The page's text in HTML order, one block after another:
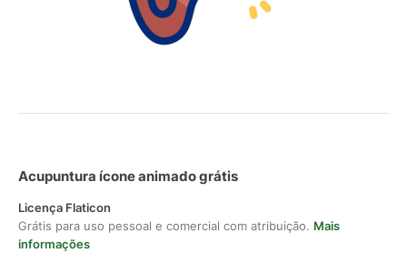
Acupuntura ícone animado grátis
Licença Flaticon
Grátis para uso pessoal e comercial com atribuição. Mais
informações